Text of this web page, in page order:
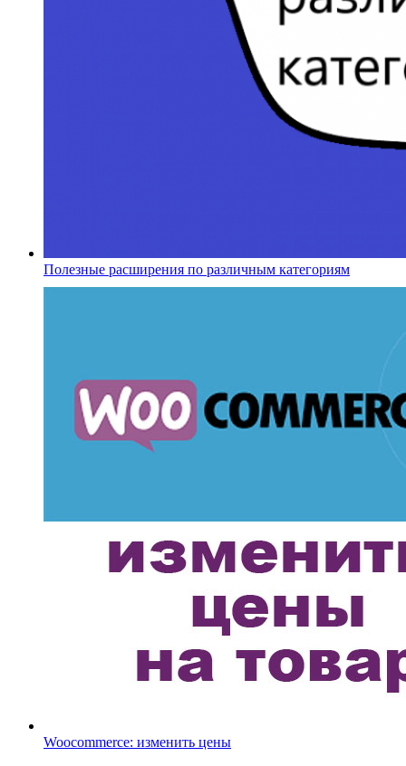
Полезные расширения по различным категориям
Woocommerce: изменить цены